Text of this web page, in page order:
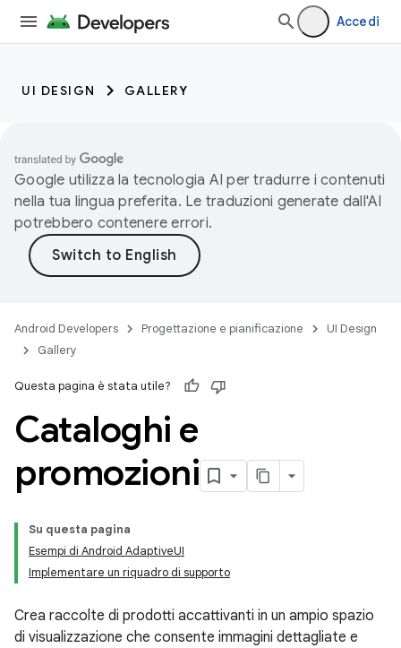
Accedi
UI DESIGN GALLERY
Google utilizza la tecnologia AI per tradurre i contenuti
nella tua lingua preferita. Le traduzioni generate dall'AI
potrebbero contenere errori.
Android Developers Progettazione e pianificazione
UI Design
Gallery
Questa pagina è stata utile?
Cataloghi e
promozioni
Su questa pagina
Esempi di Android AdaptiveUI
Implementare un riquadro di supporto
Crea raccolte di prodotti accattivanti in un ampio spazio
di visualizzazione che consente immagini dettagliate e